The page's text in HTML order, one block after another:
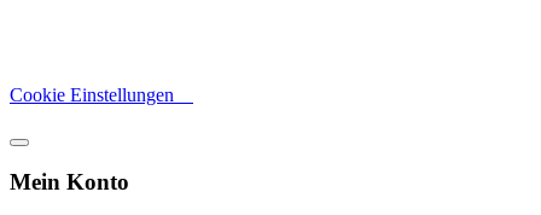
Cookie Einstellungen
Mein Konto